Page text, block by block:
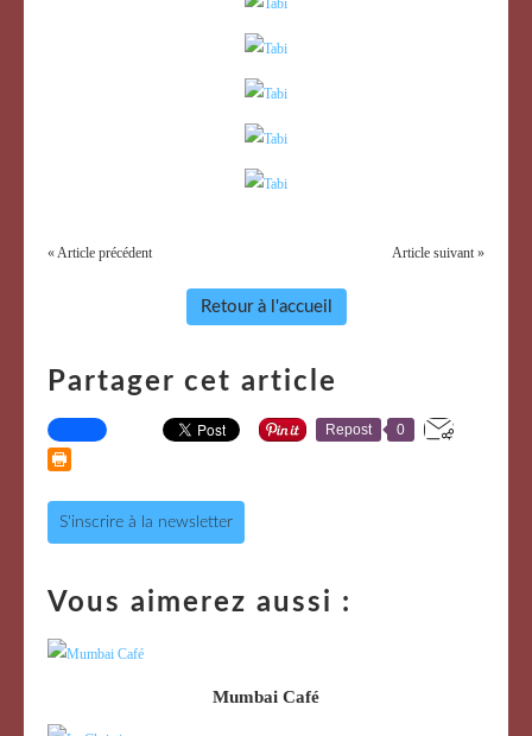
« Article précédent Article suivant »
Retour à l'accueil
Partager cet article
Repost 0
S'inscrire à la newsletter
Vous aimerez aussi :
Mumbai Café